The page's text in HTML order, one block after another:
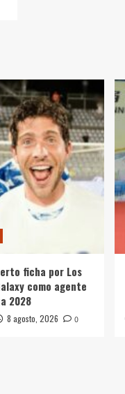
ficha por Los
como agente
2028
8 agosto, 2026 0